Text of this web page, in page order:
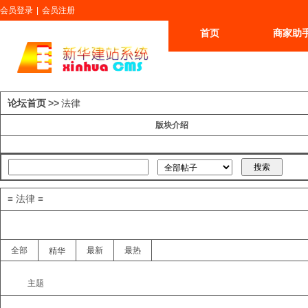
首页 商家助
会员登录 会员注册
论坛首页>>法律
版块介绍
≡ 法律 ≡
全部 精华 最新 最热
主题